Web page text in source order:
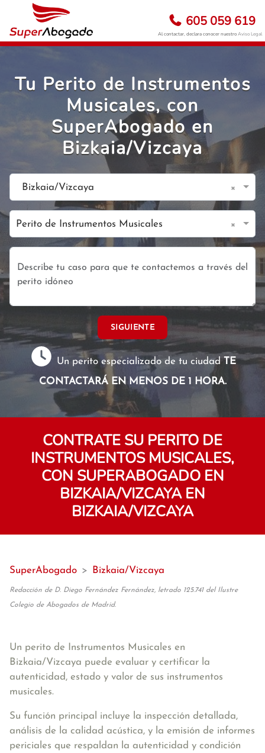
605 059 619
Al contactar, declara conocer nuestroAviso Legal
Tu Perito de Instrumentos
Musicales, con
SuperAbogado en
Bizkaia/Vizcaya
Bizkaia/Vizcaya ×
Perito de Instrumentos Musicales ×
SIGUIENTE
Un perito especializado de tu ciudadTE
CONTACTARÁ EN MENOS DE 1 HORA.
CONTRATE SU PERITO DE
INSTRUMENTOS MUSICALES,
CON SUPERABOGADO EN
BIZKAIA/VIZCAYA EN
BIZKAIA/VIZCAYA
SuperAbogado > Bizkaia/Vizcaya
Redacción de D. Diego Fernández Fernández, letrado 125.741 del Ilustre
Colegio de Abogados de Madrid.
Un perito de Instrumentos Musicales en
Bizkaia/Vizcaya puede evaluar y certificar la
autenticidad, estado y valor de sus instrumentos
musicales.
Su función principal incluye la inspección detallada,
análisis de la calidad acústica, y la emisión de informes
periciales que respaldan la autenticidad y condición